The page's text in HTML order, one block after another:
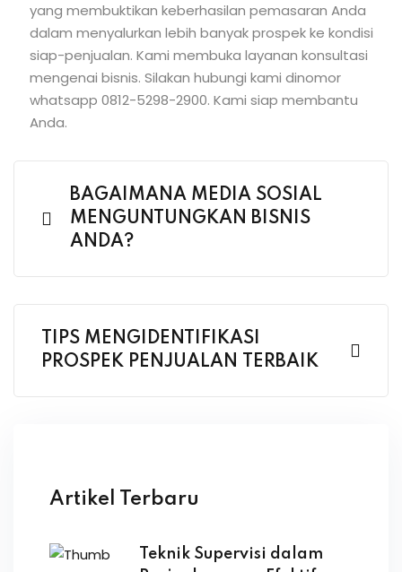
yang membuktikan keberhasilan pemasaran Anda
dalam menyalurkan lebih banyak prospek ke kondisi
siap-penjualan. Kami membuka layanan konsultasi
mengenai bisnis. Silakan hubungi kami dinomor
whatsapp 0812-5298-2900. Kami siap membantu
Anda.
BAGAIMANA MEDIA SOSIAL
MENGUNTUNGKAN BISNIS
ANDA?
TIPS MENGIDENTIFIKASI
PROSPEK PENJUALAN TERBAIK
Artikel Terbaru
Teknik Supervisi dalam